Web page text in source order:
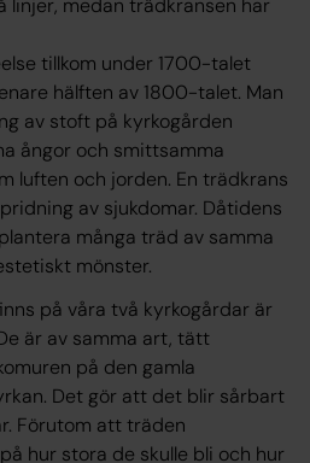
linjer, medan trädkransen har
tillkom under 1700-talet
hälften av 1800-talet. Man
av stoft på kyrkogården
ångor och smittsamma
luften och jorden. En trädkrans
av sjukdomar. Dåtidens
många träd av samma
mönster.
på våra två kyrkogårdar är
är av samma art, tätt
på den gamla
Det gör att det blir sårbart
Förutom att träden
hur stora de skulle bli och hur